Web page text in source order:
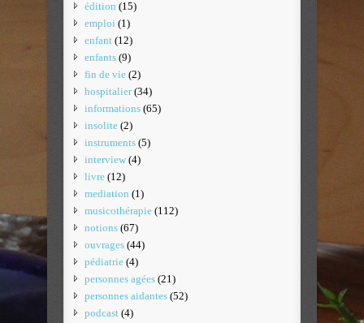
édition (15)
emploi (1)
enfant (12)
enfants (9)
fin de vie (2)
hospitalier(34)
informations (65)
insolite (2)
instruments (5)
interview (4)
livre (12)
mediation (1)
musicothérapie (112)
notions (67)
ouvrages (44)
pédiatrie (4)
personnes agées (21)
personnes aidantes (52)
podcast (4)